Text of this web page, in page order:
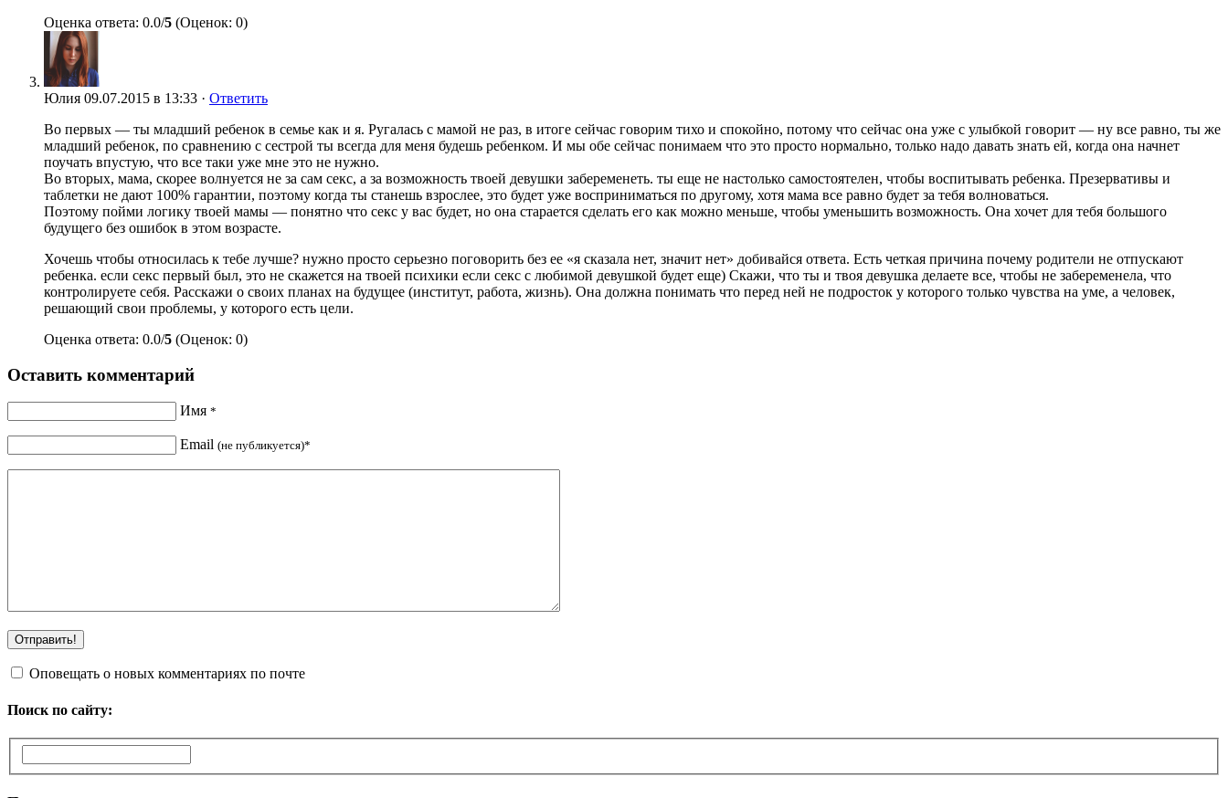
Оценка ответа: 0.0/5 (Оценок: 0)
Юлия 09.07.2015 в 13:33 · Ответить
Во первых — ты младший ребенок в семье как и я. Ругалась с мамой не раз, в итоге сейчас говорим тихо и спокойно, потому что сейчас она уже с улыбкой говорит — ну все равно, ты же
младший ребенок, по сравнению с сестрой ты всегда для меня будешь ребенком. И мы обе сейчас понимаем что это просто нормально, только надо давать знать ей, когда она начнет
поучать впустую, что все таки уже мне это не нужно.
Во вторых, мама, скорее волнуется не за сам секс, а за возможность твоей девушки забеременеть. ты еще не настолько самостоятелен, чтобы воспитывать ребенка. Презервативы и
таблетки не дают 100% гарантии, поэтому когда ты станешь взрослее, это будет уже восприниматься по другому, хотя мама все равно будет за тебя волноваться.
Поэтому пойми логику твоей мамы — понятно что секс у вас будет, но она старается сделать его как можно меньше, чтобы уменьшить возможность. Она хочет для тебя большого
будущего без ошибок в этом возрасте.
Хочешь чтобы относилась к тебе лучше? нужно просто серьезно поговорить без ее «я сказала нет, значит нет» добивайся ответа. Есть четкая причина почему родители не отпускают
ребенка. если секс первый был, это не скажется на твоей психики если секс с любимой девушкой будет еще) Скажи, что ты и твоя девушка делаете все, чтобы не забеременела, что
контролируете себя. Расскажи о своих планах на будущее (институт, работа, жизнь). Она должна понимать что перед ней не подросток у которого только чувства на уме, а человек,
решающий свои проблемы, у которого есть цели.
Оценка ответа: 0.0/5 (Оценок: 0)
Оставить комментарий
Имя *
Email (не публикуется)*
Оповещать о новых комментариях по почте
Поиск по сайту: